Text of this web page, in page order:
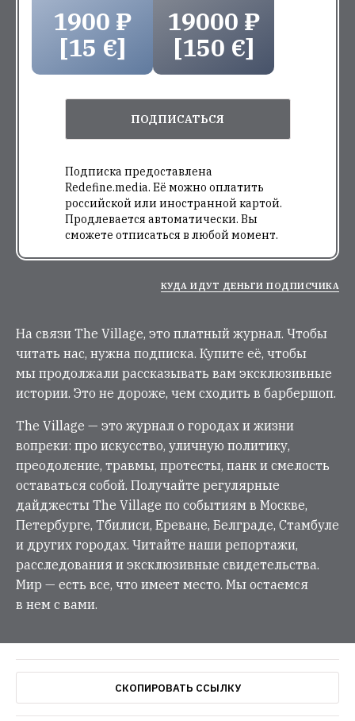
1900 ₽
[15 €]
19000 ₽
[150 €]
ПОДПИСАТЬСЯ
Подписка предоставлена
Redefine.media. Её можно оплатить
российской или иностранной картой.
Продлевается автоматически. Вы
сможете отписаться в любой момент.
КУДА ИДУТ ДЕНЬГИ ПОДПИСЧИКА
На связи The Village, это платный журнал. Чтобы
читать нас, нужна подписка. Купите её, чтобы
мы продолжали рассказывать вам эксклюзивные
истории. Это не дороже, чем сходить в барбершоп.
The Village — это журнал о городах и жизни
вопреки: про искусство, уличную политику,
преодоление, травмы, протесты, панк и смелость
оставаться собой. Получайте регулярные
дайджесты The Village по событиям в Москве,
Петербурге, Тбилиси, Ереване, Белграде, Стамбуле
и других городах. Читайте наши репортажи,
расследования и эксклюзивные свидетельства.
Мир — есть все, что имеет место. Мы остаемся
в нем с вами.
СКОПИРОВАТЬ ССЫЛКУ